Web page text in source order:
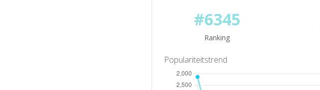
#6345
Ranking
Populariteitstrend